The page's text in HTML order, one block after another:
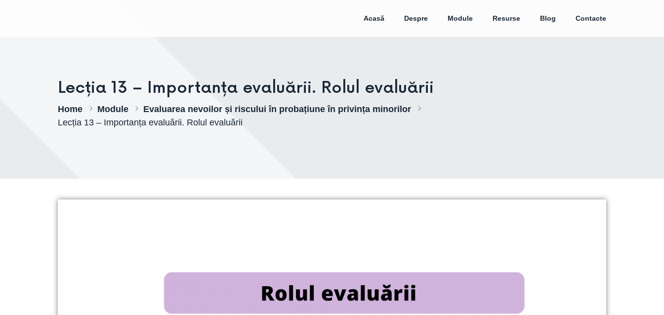
Acasă Despre Module Resurse Blog Contacte
Lecția 13 – Importanța evaluării. Rolul evaluării
Home Module
Evaluarea nevoilor și riscului în probațiune în privința minorilor
Lecția 13 – Importanța evaluării. Rolul evaluării